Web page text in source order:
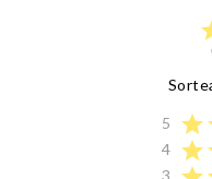
5 star
4 star
3